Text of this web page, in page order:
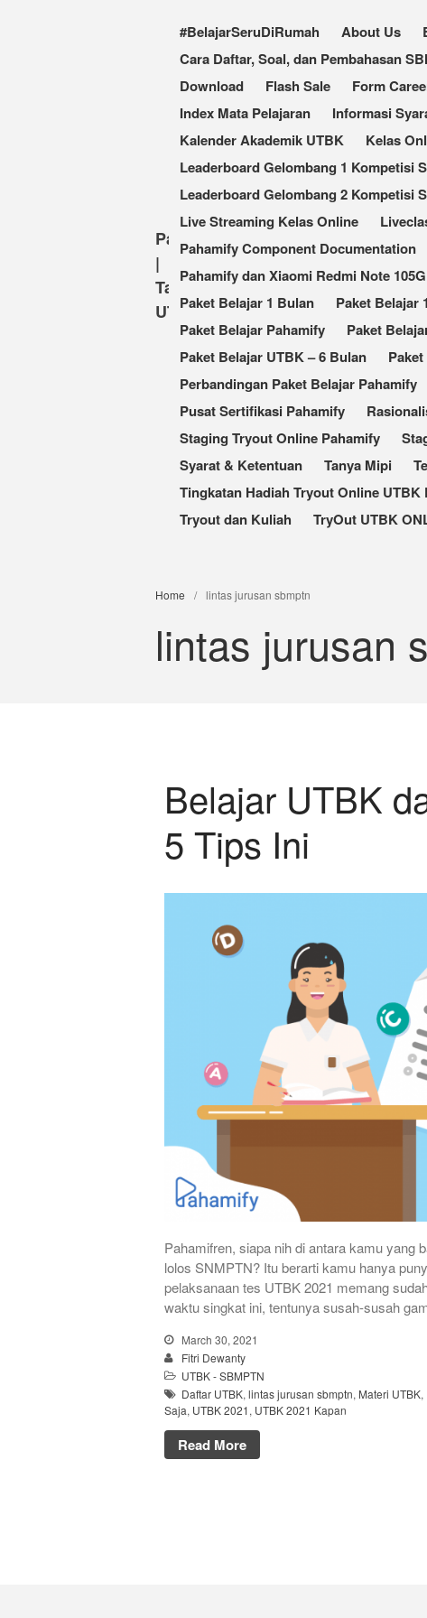
Pahamify
|
Taklukkan
UTBK
#BelajarSeruDiRumah About Us
Cara Daftar, Soal, dan Pembahasan
Download
Flash Sale Form
Index Mata Pelajaran
Informasi
Kalender Akademik UTBK
Kelas
Leaderboard Gelombang 1 Kompetisi
Leaderboard Gelombang 2 Kompetisi
Live Streaming Kelas Online
Pahamify Component Documentation
Pahamify dan Xiaomi Redmi Note 105G
Paket Belajar 1 Bulan
Paket Belajar
Paket Belajar Pahamify
Paket
Paket Belajar UTBK – 6 Bulan
Perbandingan Paket Belajar Pahamify
Pusat Sertifikasi Pahamify
Staging Tryout Online Pahamify
Syarat & Ketentuan
Tanya Mipi
Tingkatan Hadiah Tryout Online UTBK
Tryout dan Kuliah
TryOut UTBK
Home / lintas jurusan sbmptn
lintas jurusan
Belajar UTBK
5 Tips Ini
Pahamifren, siapa nih di antara kamu yang
lolos SNMPTN? Itu berarti kamu hanya
pelaksanaan tes UTBK 2021 memang
waktu singkat ini, tentunya susah-susah
March 30, 2021
Fitri Dewanty
UTBK - SBMPTN
Daftar UTBK, lintas jurusan sbmptn, Materi UTBK,
Saja, UTBK 2021, UTBK 2021 Kapan
Read More